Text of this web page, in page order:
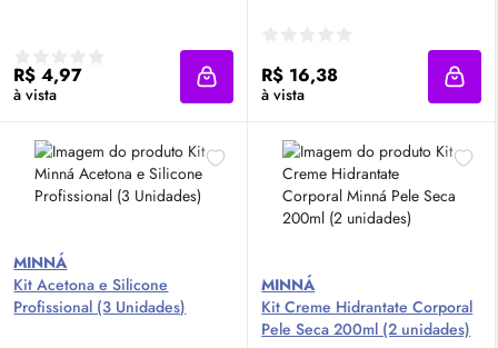
R$ 4,97
à vista Adicionar à sacola
R$ 16,38
à vista
MINNÁ
Kit Acetona e Silicone
Profissional (3 Unidades)
MINNÁ
Kit Creme Hidrantate Corporal
Pele Seca 200ml (2 unidades)